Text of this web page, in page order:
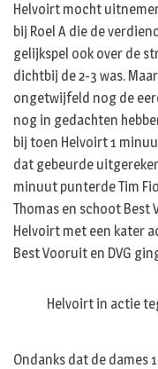
Helvoirt mocht
bij Roel A die de
gelijkspel ook over de
dichtbij de 2-3 was.
ongetwijfeld nog de
nog in gedachten
bij toen Helvoirt 1
dat gebeurde
minuut punterde Tim
Thomas en schoot Best
Helvoirt met een kater
Best Vooruit en DVG
Helvoirt in actie
Ondanks dat de dames